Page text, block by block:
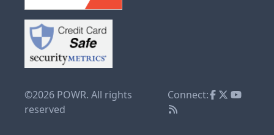
©2026 POWR. All rights
reserved
Connect: